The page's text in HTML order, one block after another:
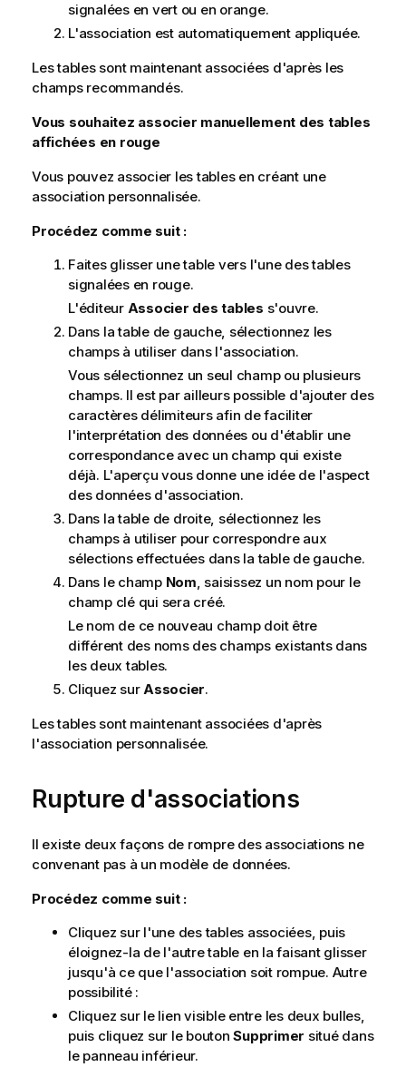
signalées en vert ou en orange.
L'association est automatiquement appliquée.
Les tables sont maintenant associées d'après les
champs recommandés.
Vous souhaitez associer manuellement des tables
affichées en rouge
Vous pouvez associer les tables en créant une
association personnalisée.
Procédez comme suit :
Faites glisser une table vers l'une des tables
signalées en rouge.
L'éditeur Associer des tables s'ouvre.
Dans la table de gauche, sélectionnez les
champs à utiliser dans l'association.
Vous sélectionnez un seul champou plusieurs
champs. Il est par ailleurs possible d'ajouter des
caractères délimiteurs afin de faciliter
l'interprétation des données ou d'établir une
correspondance avec un champ qui existe
déjà. L'aperçu vous donne une idée de l'aspect
des données d'association.
Dans la table de droite, sélectionnez les
champs à utiliser pour correspondre aux
sélections effectuées dans la table de gauche.
Dans le champ Nom, saisissez un nom pour le
champ clé qui sera créé.
Le nom de ce nouveau champ doit être
différent des noms des champs existants dans
les deux tables.
Cliquez surAssocier.
Les tables sont maintenant associées d'après
l'association personnalisée.
Rupture d'associations
Il existe deux façons de rompre des associations ne
convenant pas à un modèle de données.
Procédez comme suit :
Cliquez sur l'une des tables associées, puis
éloignez-la de l'autre table en la faisant glisser
jusqu'à ce que l'association soit rompue. Autre
possibilité :
Cliquez sur le lien visible entre les deux bulles,
puis cliquez sur le boutonSupprimer situé dans
le panneau inférieur.